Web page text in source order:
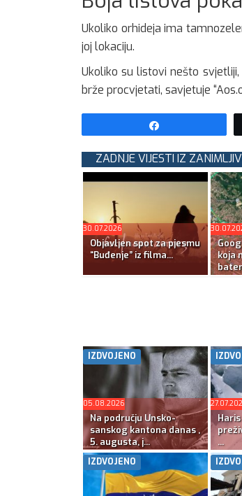
Ukoliko orhideja ima
joj lokaciju.
Ukoliko su listovi nešto
brže procvjetati, savjetuje
ZADNJE VIJESTI IZ
30.07.2026
Objavljen spot za pjesmu
“Buđenje” iz filma...
koja
IZDVOJENO
05.08.2026
Na području Unsko-
sanskog kantona danas ,
5. augusta, j...
...
IZDVOJENO